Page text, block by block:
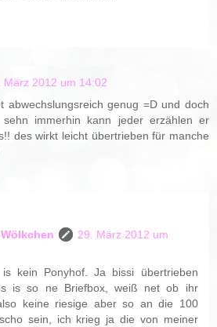
März 2012 um 14:02
abwechslungsreich genug =D und doch
immerhin kann jeder erzählen er
des wirkt leicht übertrieben für manche
29. März 2012 um
kein Ponyhof. Ja bissi übertrieben
is so ne Briefbox, weiß net ob ihr
keine riesige aber so an die 100
sein, ich krieg ja die von meiner